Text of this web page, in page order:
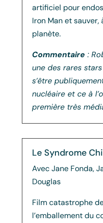
artificiel pour
Iron Man et
planète.
Commentaire :
une des rares
s’être
nucléaire et ce à
première très
Le Syndrome
Avec Jane Fonda,
Douglas
Film catastrophe
l’emballement du